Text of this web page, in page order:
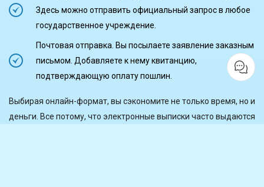
Здесь можно отправить официальный запрос в любое
государственное учреждение.
Почтовая отправка. Вы посылаете заявление заказным
письмом. Добавляете к нему квитанцию,
подтверждающую оплату пошлин.
Выбирая онлайн-формат, вы сэкономите не только время, но и
деньги. Все потому, что электронные выписки часто выдаются